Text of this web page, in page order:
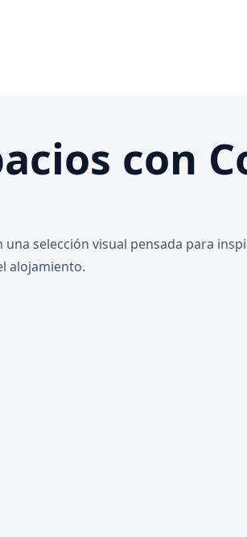
con
selección visual pensada para
alojamiento.